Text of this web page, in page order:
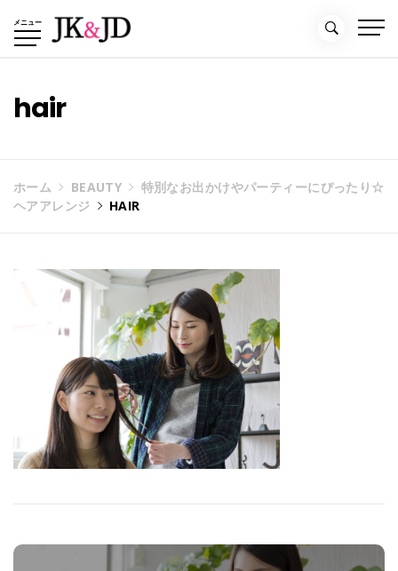
メニュー
hair
ホーム BEAUTY
特別なお出かけやパーティーにぴったり☆
ヘアアレンジ
HAIR